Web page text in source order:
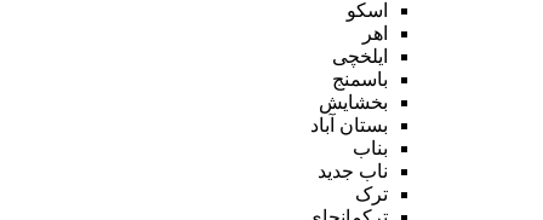
اسکو
اهر
ایلخچی
باسمنج
بخشایش
بستان آباد
بناب
ناب جدید
ترک